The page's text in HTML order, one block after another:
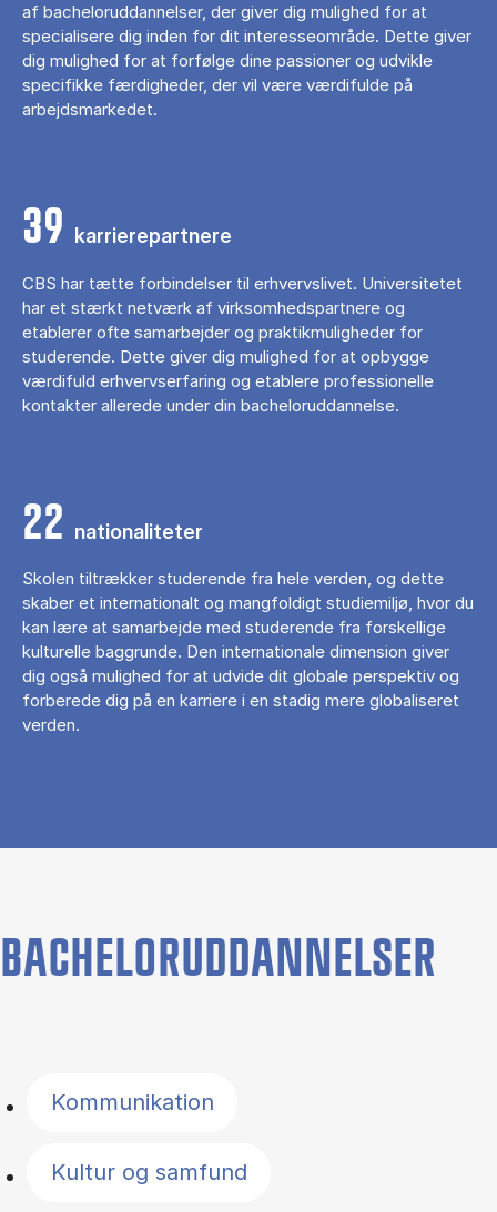
af bacheloruddannelser, der giver dig mulighed for at
specialisere dig inden for dit interesseområde. Dette giver
dig mulighed for at forfølge dine passioner og udvikle
specifikke færdigheder, der vil være værdifulde på
arbejdsmarkedet.
39 karrierepartnere
CBS har tætte forbindelser til erhvervslivet. Universitetet
har et stærkt netværk af virksomhedspartnere og
etablerer ofte samarbejder og praktikmuligheder for
studerende. Dette giver dig mulighed for at opbygge
værdifuld erhvervserfaring og etablere professionelle
kontakter allerede under din bacheloruddannelse.
22 nationaliteter
Skolen tiltrækker studerende fra hele verden, og dette
skaber et internationalt og mangfoldigt studiemiljø, hvor du
kan lære at samarbejde med studerende fra forskellige
kulturelle baggrunde. Den internationale dimension giver
dig også mulighed for at udvide dit globale perspektiv og
forberede dig på en karriere i en stadig mere globaliseret
verden.
BACHELORUDDANNELSER
Kommunikation
Kultur og samfund